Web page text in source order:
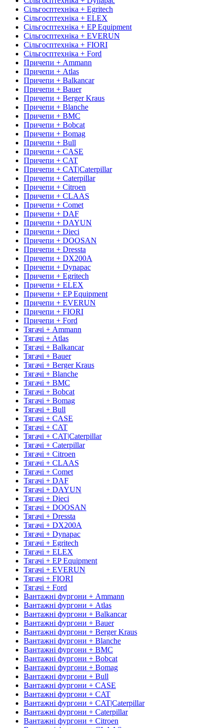
Сільгосптехніка + Egritech
Сільгосптехніка + ELEX
Сільгосптехніка + EP Equipment
Сільгосптехніка + EVERUN
Сільгосптехніка + FIORI
Сільгосптехніка + Ford
Причепи + Ammann
Причепи + Atlas
Причепи + Balkancar
Причепи + Bauer
Причепи + Berger Kraus
Причепи + Blanche
Причепи + BMC
Причепи + Bobcat
Причепи + Bomag
Причепи + Bull
Причепи + CASE
Причепи + CAT
Причепи + CAT|Caterpillar
Причепи + Caterpillar
Причепи + Citroen
Причепи + CLAAS
Причепи + Comet
Причепи + DAF
Причепи + DAYUN
Причепи + Dieci
Причепи + DOOSAN
Причепи + Dressta
Причепи + DX200A
Причепи + Dynapac
Причепи + Egritech
Причепи + ELEX
Причепи + EP Equipment
Причепи + EVERUN
Причепи + FIORI
Причепи + Ford
Тягачі + Ammann
Тягачі + Atlas
Тягачі + Balkancar
Тягачі + Bauer
Тягачі + Berger Kraus
Тягачі + Blanche
Тягачі + BMC
Тягачі + Bobcat
Тягачі + Bomag
Тягачі + Bull
Тягачі + CASE
Тягачі + CAT
Тягачі + CAT|Caterpillar
Тягачі + Caterpillar
Тягачі + Citroen
Тягачі + CLAAS
Тягачі + Comet
Тягачі + DAF
Тягачі + DAYUN
Тягачі + Dieci
Тягачі + DOOSAN
Тягачі + Dressta
Тягачі + DX200A
Тягачі + Dynapac
Тягачі + Egritech
Тягачі + ELEX
Тягачі + EP Equipment
Тягачі + EVERUN
Тягачі + FIORI
Тягачі + Ford
Вантажні фургони + Ammann
Вантажні фургони + Atlas
Вантажні фургони + Balkancar
Вантажні фургони + Bauer
Вантажні фургони + Berger Kraus
Вантажні фургони + Blanche
Вантажні фургони + BMC
Вантажні фургони + Bobcat
Вантажні фургони + Bomag
Вантажні фургони + Bull
Вантажні фургони + CASE
Вантажні фургони + CAT
Вантажні фургони + CAT|Caterpillar
Вантажні фургони + Caterpillar
Вантажні фургони + Citroen